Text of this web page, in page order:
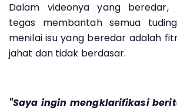
Dalam videonya yang beredar,
tegas membantah semua
menilai isu yang beredar adalah
jahat dan tidak berdasar.
"Saya ingin mengklarifikasi